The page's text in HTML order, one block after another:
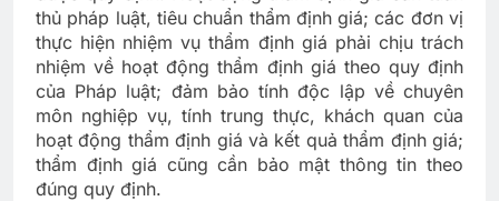
thủ pháp luật, tiêu chuẩn thẩm định giá; các đơn vị
thực hiện nhiệm vụ thẩm định giá phải chịu trách
nhiệm về hoạt động thẩm định giá theo quy định
của Pháp luật; đảm bảo tính độc lập về chuyên
môn nghiệp vụ, tính trung thực, khách quan của
hoạt động thẩm định giá và kết quả thẩm định giá;
thẩm định giá cũng cần bảo mật thông tin theo
đúng quy định.